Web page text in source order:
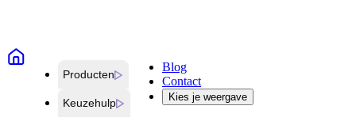
Producten
Keuzehulp
Blog
Contact
Kies je weergave